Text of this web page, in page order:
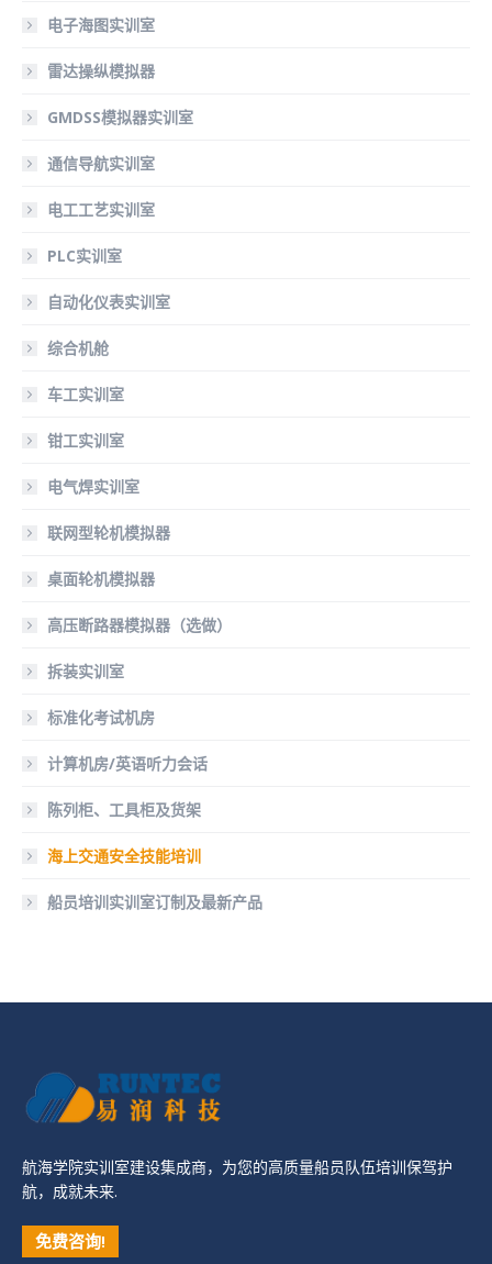
电子海图实训室
雷达操纵模拟器
GMDSS模拟器实训室
通信导航实训室
电工工艺实训室
PLC实训室
自动化仪表实训室
综合机舱
车工实训室
钳工实训室
电气焊实训室
联网型轮机模拟器
桌面轮机模拟器
高压断路器模拟器（选做）
拆装实训室
标准化考试机房
计算机房/英语听力会话
陈列柜、工具柜及货架
海上交通安全技能培训
船员培训实训室订制及最新产品
航海学院实训室建设集成商，为您的高质量船员队伍培训保驾护
航，成就未来.
免费咨询!